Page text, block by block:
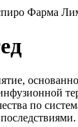
Фарма
по